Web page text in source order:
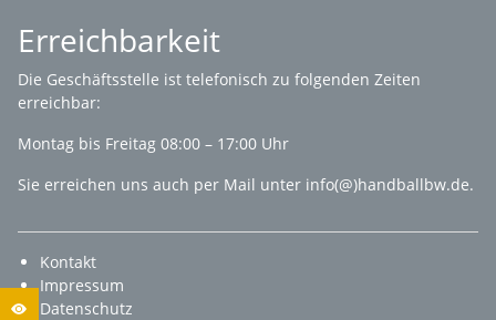
Erreichbarkeit
Die Geschäftsstelle ist telefonisch zu folgenden Zeiten
erreichbar:
Montag bis Freitag 08:00 – 17:00 Uhr
Sie erreichen uns auch per Mail unter info(@)handballbw.de.
Kontakt
Impressum
Datenschutz